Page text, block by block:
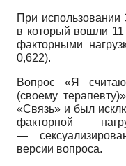
При
в который вошли 11
факторными
0,622).
Вопрос «Я
(своему
«Связь» и был
факторной
—
версии вопроса.